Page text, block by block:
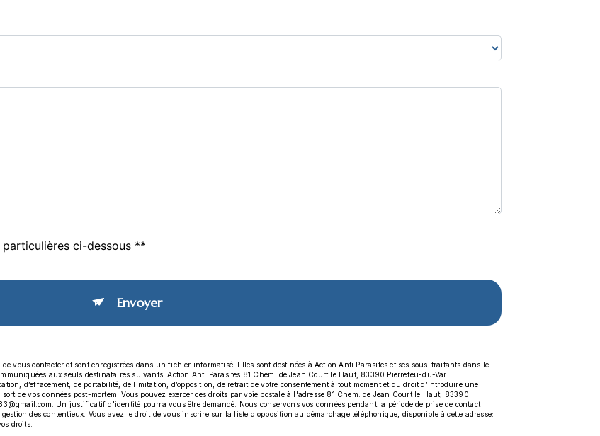
ci-dessous **
Envoyer
vous contacter et sont enregistrées dans un fichier informatisé. Elles sont destinées à Action Anti Parasites et ses sous-traitants dans le
aux seuls destinataires suivants: Action Anti Parasites 81 Chem. de Jean Court le Haut, 83390 Pierrefeu-du-Var
d’effacement, de portabilité, de limitation, d’opposition, de retrait de votre consentement à tout moment et du droit d’introduire une
de vos données post-mortem. Vous pouvez exercer ces droits par voie postale à l'adresse 81 Chem. de Jean Court le Haut, 83390
Un justificatif d'identité pourra vous être demandé. Nous conservons vos données pendant la période de prise de contact
des contentieux. Vous avez le droit de vous inscrire sur la liste d'opposition au démarchage téléphonique, disponible à cette adresse:
droits.